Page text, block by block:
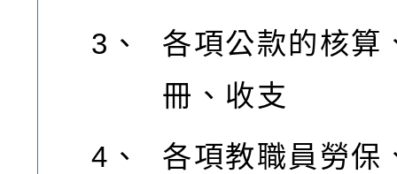
3、
各項公款的核算
冊、收支
4、
各項教職員勞保